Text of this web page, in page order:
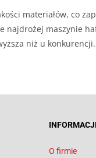
materiałów, co
najdrożej maszynie
niż u
O firmie